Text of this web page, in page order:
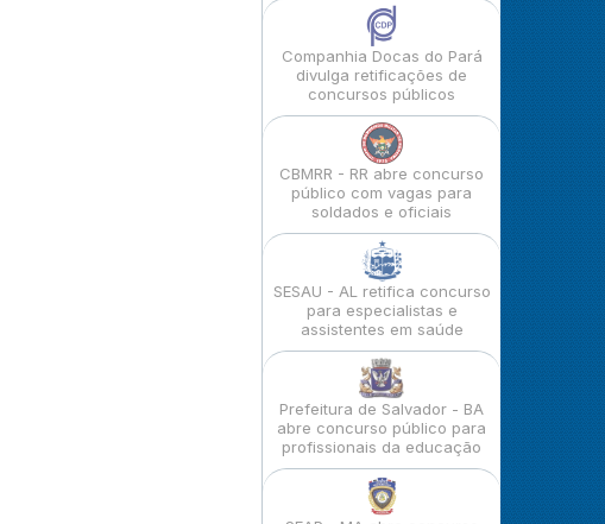
Companhia Docas do Pará
divulga retificações de
concursos públicos
CBMRR - RR abre concurso
público com vagas para
soldados e oficiais
SESAU - AL retifica concurso
para especialistas e
assistentes em saúde
Prefeitura de Salvador - BA
abre concurso público para
profissionais da educação